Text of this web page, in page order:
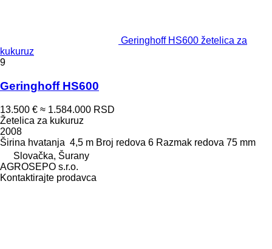
Geringhoff HS600 žetelica za
kukuruz
9
Geringhoff HS600
13.500 € ≈ 1.584.000 RSD
Žetelica za kukuruz
2008
Širina hvatanja 4,5 m Broj redova 6 Razmak redova 75 mm
Slovačka, Šurany
AGROSEPO s.r.o.
Kontaktirajte prodavca